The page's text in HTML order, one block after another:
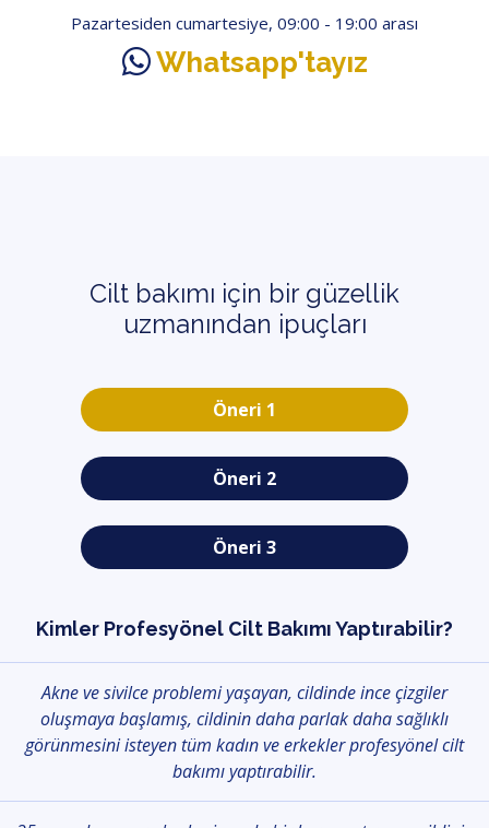
Pazartesiden cumartesiye, 09:00 - 19:00 arası
Whatsapp'tayız
Cilt bakımı için bir güzellik
uzmanından ipuçları
Öneri 1
Öneri 2
Öneri 3
Kimler Profesyönel Cilt Bakımı Yaptırabilir?
Akne ve sivilce problemi yaşayan, cildinde ince çizgiler
oluşmaya başlamış, cildinin daha parlak daha sağlıklı
görünmesini isteyen tüm kadın ve erkekler profesyönel cilt
bakımı yaptırabilir.